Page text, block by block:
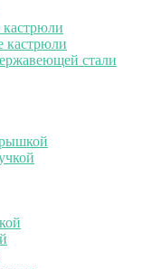
кастрюли
стали